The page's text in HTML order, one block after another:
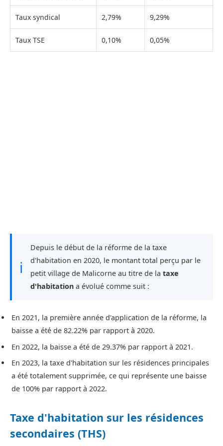
Taux syndical 2,79% 9,29%
Taux TSE 0,10% 0,05%
ℹ
Depuis le début de la réforme de la taxe
d'habitation en 2020, le montant total perçu par le
petit village de Malicorne au titre de la taxe
d'habitation a évolué comme suit :
En 2021, la première année d'application de la réforme, la
baisse a été de 82.22% par rapport à 2020.
En 2022, la baisse a été de 29.37% par rapport à 2021.
En 2023, la taxe d'habitation sur les résidences principales
a été totalement supprimée, ce qui représente une baisse
de 100% par rapport à 2022.
Taxe d'habitation sur les résidences
secondaires (THS)